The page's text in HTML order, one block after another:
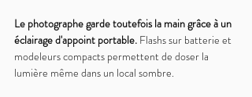
Le photographe garde toutefois la main grâce à un
éclairage d'appoint portable. Flashs sur batterie et
modeleurs compacts permettent de doser la
lumière même dans un local sombre.